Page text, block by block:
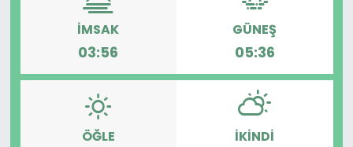
İMSAK
03:56
GÜNEŞ
05:36
ÖĞLE İKINDI
Kültür Sanat
Magazin
Nöbetçi Eczaneler